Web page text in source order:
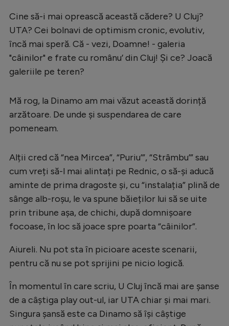
EURO 2024
Stranieri
Clasamente
Tenis
Natație
Formula 1
Gimnastică
Auto
Rugby
Ciclism
Alte sporturi
JO 2024
JO 2026
Cine să-i mai oprească această cădere? U Cluj?
UTA? Cei bolnavi de optimism cronic, evolutiv,
încă mai speră. Că - vezi, Doamne! - galeria
"câinilor" e frate cu românu’ din Cluj! Și ce? Joacă
galeriile pe teren?
Mă rog, la Dinamo am mai văzut această dorință
arzătoare. De unde și suspendarea de care
pomeneam.
Alții cred că “nea Mircea”, “Puriu’”, “Strâmbu’” sau
cum vreți să-l mai alintați pe Rednic, o să-și aducă
aminte de prima dragoste și, cu “instalația” plină de
sânge alb-roșu, le va spune băieților lui să se uite
prin tribune așa, de chichi, după domnișoare
focoase, în loc să joace spre poarta “câinilor”.
Aiureli. Nu pot sta în picioare aceste scenarii,
pentru că nu se pot sprijini pe nicio logică.
În momentul în care scriu, U Cluj încă mai are șanse
de a câștiga play out-ul, iar UTA chiar și mai mari.
Singura șansă este ca Dinamo să își câștige